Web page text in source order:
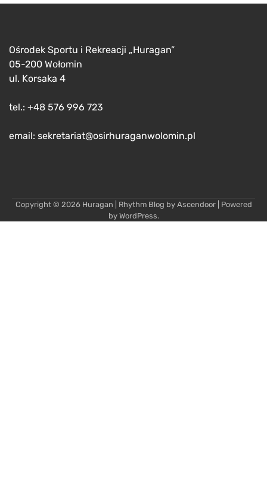
Ośrodek Sportu i Rekreacji „Huragan”
05-200 Wołomin
ul. Korsaka 4
tel.: +48 576 996 723
email: sekretariat@osirhuraganwolomin.pl
Copyright © 2026 Huragan | Rhythm Blog by Ascendoor| Powered
by WordPress.